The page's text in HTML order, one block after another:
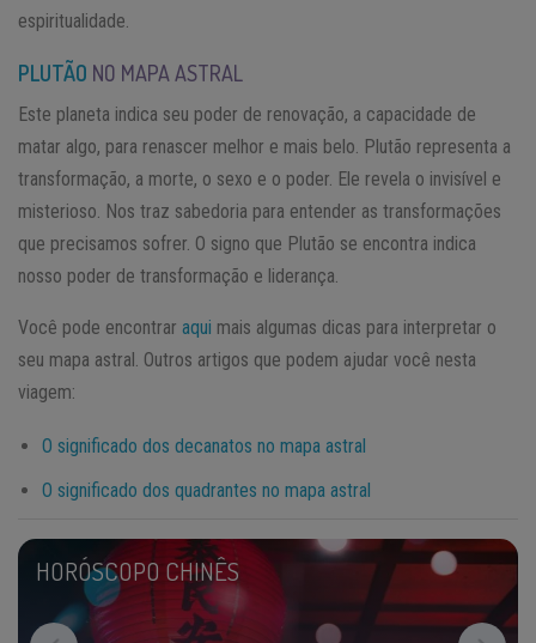
espiritualidade.
PLUTÃO NO MAPA ASTRAL
Este planeta indica seu poder de renovação, a capacidade de
matar algo, para renascer melhor e mais belo. Plutão representa a
transformação, a morte, o sexo e o poder. Ele revela o invisível e
misterioso. Nos traz sabedoria para entender as transformações
que precisamos sofrer. O signo que Plutão se encontra indica
nosso poder de transformação e liderança.
Você pode encontrar aqui mais algumas dicas para interpretar o
seu mapa astral. Outros artigos que podem ajudar você nesta
viagem:
O significado dos decanatos no mapa astral
O significado dos quadrantes no mapa astral
HORÓSCOPO CHINÊS